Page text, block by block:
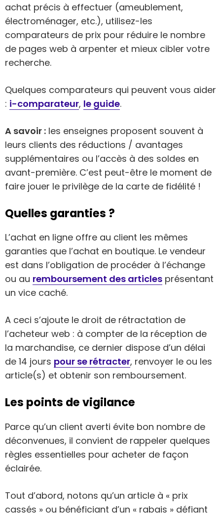
achat précis à effectuer (ameublement,
électroménager, etc.), utilisez-les
comparateurs de prix pour réduire le nombre
de pages web à arpenter et mieux cibler votre
recherche.
Quelques comparateurs qui peuvent vous aider
: i-comparateur, le guide.
A savoir : les enseignes proposent souvent à
leurs clients des réductions / avantages
supplémentaires ou l’accès à des soldes en
avant-première. C’est peut-être le moment de
faire jouer le privilège de la carte de fidélité !
Quelles garanties ?
L’achat en ligne offre au client les mêmes
garanties que l’achat en boutique. Le vendeur
est dans l’obligation de procéder à l’échange
ou au remboursement des articles présentant
un vice caché.
A ceci s’ajoute le droit de rétractation de
l’acheteur web : à compter de la réception de
la marchandise, ce dernier dispose d’un délai
de 14 jours pour se rétracter, renvoyer le ou les
article(s) et obtenir son remboursement.
Les points de vigilance
Parce qu’un client averti évite bon nombre de
déconvenues, il convient de rappeler quelques
règles essentielles pour acheter de façon
éclairée.
Tout d’abord, notons qu’un article à « prix
cassés » ou bénéficiant d’un « rabais » défiant